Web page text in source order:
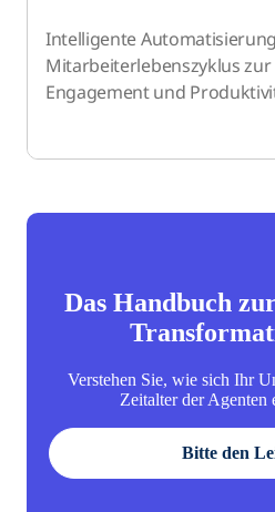
Intelligente
Mitarbeiterlebenszyklus
Engagement und
Das Handbuch
Verstehen Sie, wie sich Ihr
Zeitalter der Agenten
Bitte den